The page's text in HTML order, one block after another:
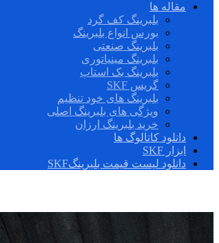
مقاله ها
بلبرینگ کف گرد
بورس انواع بلبرینگ
بلبرینگ صنعتی
بلبرینگ مینیاتوری
بلبرینگ بک استاپ
گریس SKF
بلبرینگ های خود تنظیم
ویژگی های بلبرینگ اصلی
خرید بلبرینگ ارزان
دانلود کاتالوگ ها
ابزار SKF
دانلود لیست قیمت بلبرینگSKF